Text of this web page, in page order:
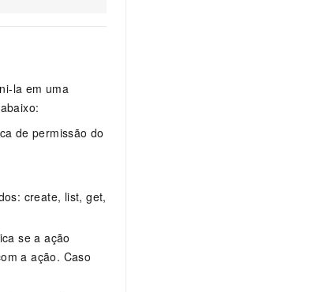
la em uma
de permissão do
create, list, get,
se a ação
a ação. Caso